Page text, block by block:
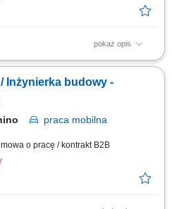
pokaż opis
lub kierownikiem robót przy realizacji
związanej z projektami;
materiałowych; archiwizacja
Inżynierka budowy -
praca mobilna
o pracę / kontrakt B2B